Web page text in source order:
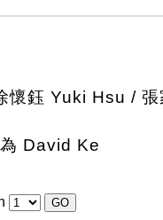
懷鈺 Yuki Hsu /
David Ke